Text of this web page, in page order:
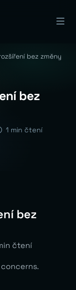
bez změny
bez
1 min čtení
bez
čtení